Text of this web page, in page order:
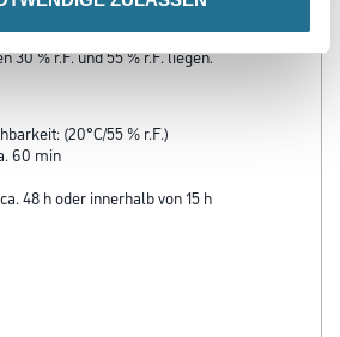
Die Luftfeuchtigkeit sollte während der
30 % r.F. und 55 % r.F. liegen.
(20°C/55 % r.F.)
60 min
48 h oder innerhalb von 15 h